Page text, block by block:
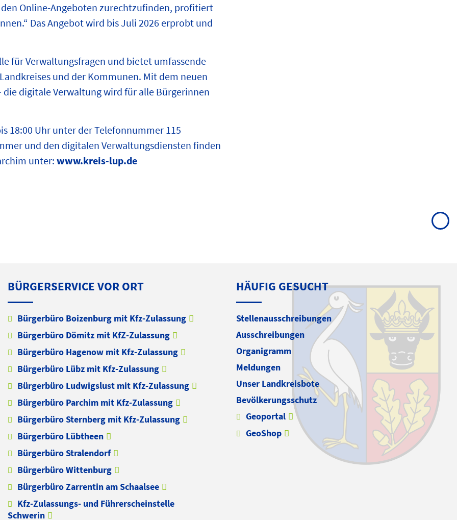
Online-Angeboten zurechtzufinden, profitiert
Das Angebot wird bis Juli 2026 erprobt und
für Verwaltungsfragen und bietet umfassende
und der Kommunen. Mit dem neuen
digitale Verwaltung wird für alle Bürgerinnen
18:00 Uhr unter der Telefonnummer 115
und den digitalen Verwaltungsdiensten finden
unter: www.kreis-lup.de
BÜRGERSERVICE VOR ORT
Bürgerbüro Boizenburg mit Kfz-Zulassung
Bürgerbüro Dömitz mit KfZ-Zulassung
Bürgerbüro Hagenow mit Kfz-Zulassung
Bürgerbüro Lübz mit Kfz-Zulassung
Bürgerbüro Ludwigslust mit Kfz-Zulassung
Bürgerbüro Parchim mit Kfz-Zulassung
Bürgerbüro Sternberg mit Kfz-Zulassung
Bürgerbüro Lübtheen
Bürgerbüro Stralendorf
Bürgerbüro Wittenburg
Bürgerbüro Zarrentin am Schaalsee
Kfz-Zulassungs- und Führerscheinstelle
Schwerin
HÄUFIG GESUCHT
Stellenausschreibungen
Ausschreibungen
Organigramm
Meldungen
Unser Landkreisbote
Bevölkerungsschutz
Geoportal
GeoShop